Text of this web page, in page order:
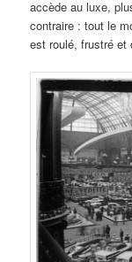
accède au luxe,
contraire : tout le
est roulé, frustré et